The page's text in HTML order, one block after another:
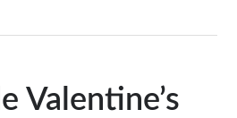
Valentine’s